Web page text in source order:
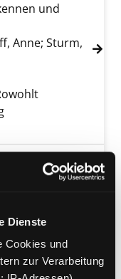
Dienste
Cookies und
zur Verarbeitung
Ableismus!
und
Anne; Sturm,
ist
Verl.